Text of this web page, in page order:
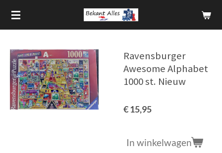
Ga
direct
hoofdinhoud
Ravensburger
Awesome Alphabet
1000 st. Nieuw
€ 15,95
In winkelwagen